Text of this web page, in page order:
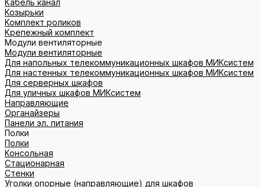
Кабель канал
Козырьки
Комплект роликов
Крепежный комплект
Модули вентиляторные
Модули вентиляторные
Для напольных телекоммуникационных шкафов МИКсистем
Для настенных телекоммуникационных шкафов МИКсистем
Для серверных шкафов
Для уличных шкафов МИКсистем
Направляющие
Органайзеры
Панели эл. питания
Полки
Полки
Консольная
Стационарная
Стенки
Уголки опорные (направляющие) для шкафов